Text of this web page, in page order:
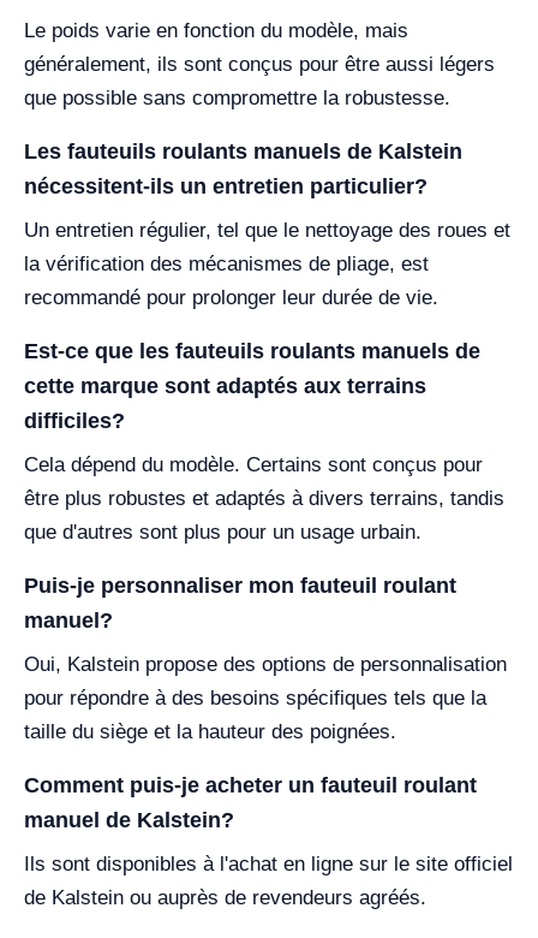
Le poids varie en fonction du modèle, mais
généralement, ils sont conçus pour être aussi légers
que possible sans compromettre la robustesse.
Les fauteuils roulants manuels de Kalstein
nécessitent-ils un entretien particulier?
Un entretien régulier, tel que le nettoyage des roues et
la vérification des mécanismes de pliage, est
recommandé pour prolonger leur durée de vie.
Est-ce que les fauteuils roulants manuels de
cette marque sont adaptés aux terrains
difficiles?
Cela dépend du modèle. Certains sont conçus pour
être plus robustes et adaptés à divers terrains, tandis
que d'autres sont plus pour un usage urbain.
Puis-je personnaliser mon fauteuil roulant
manuel?
Oui, Kalstein propose des options de personnalisation
pour répondre à des besoins spécifiques tels que la
taille du siège et la hauteur des poignées.
Comment puis-je acheter un fauteuil roulant
manuel de Kalstein?
Ils sont disponibles à l'achat en ligne sur le site officiel
de Kalstein ou auprès de revendeurs agréés.